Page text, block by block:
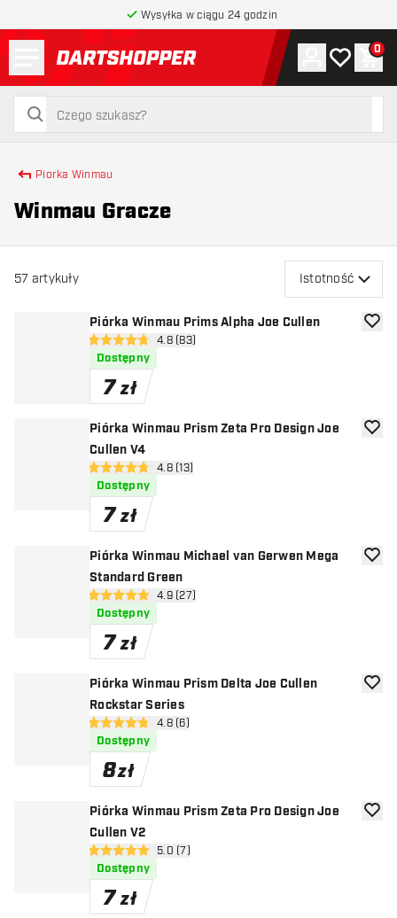
Wysyłka w ciągu 24 godzin
powrót do strony głównej
szukaj
szukaj
Konto
Moja lista
0
Piorka Winmau
Winmau Gracze
57 artykuły Istotność
Piórka Winmau Prims Alpha Joe Cullen
otwórz panel recenzji
4.8 gwiazdki oceny
4.8 (83)
Dostępny
7 zł
Piórka Winmau Prism Zeta Pro Design Joe
Cullen V4
otwórz panel recenzji
4.8 gwiazdki oceny
4.8 (13)
Dostępny
7 zł
Piórka Winmau Michael van Gerwen Mega
Standard Green
otwórz panel recenzji
4.9 gwiazdki oceny
4.9 (27)
Dostępny
7 zł
Piórka Winmau Prism Delta Joe Cullen
Rockstar Series
otwórz panel recenzji
4.8 gwiazdki oceny
4.8 (6)
Dostępny
8zł
Piórka Winmau Prism Zeta Pro Design Joe
Cullen V2
otwórz panel recenzji
5 gwiazdki oceny5.0 (7)
Dostępny
7 zł